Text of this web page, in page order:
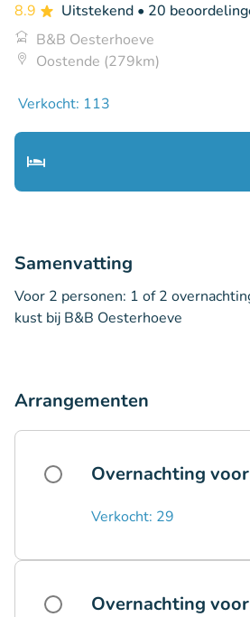
8.9 Uitstekend • 20
B&B Oesterhoeve
Oostende (279km)
Verkocht: 113
Samenvatting
Voor 2 personen: 1 of 2
kust bij B&B Oesterhoeve
Arrangementen
Overnachting
Verkocht: 29
Overnachting